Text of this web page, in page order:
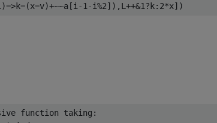
)=>k=(x=v)+~~a[i -1 -i%2]), L ++&1?k: 2*x])
function taking: